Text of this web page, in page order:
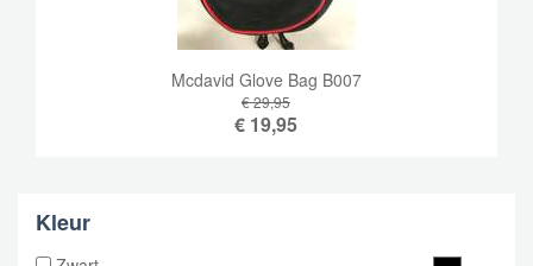
Mcdavid Glove Bag B007
€ 29,95
€ 19,95
Kleur